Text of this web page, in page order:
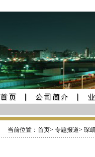
当前位置： 首页> 专题报道> 琛